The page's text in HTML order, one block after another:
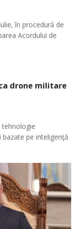
în procedură de
Acordului de
drone militare
tehnologie
pe inteligenţă